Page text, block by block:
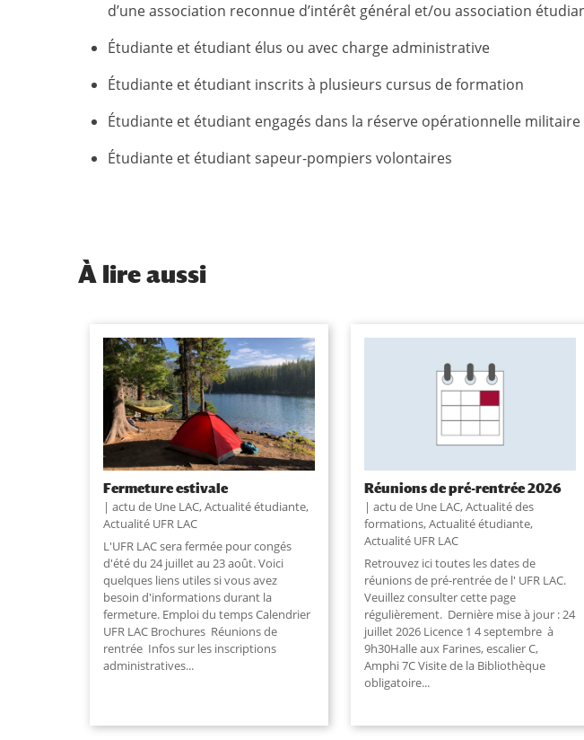
d’une association reconnue d’intérêt général et/ou association
Étudiante et étudiant élus ou avec charge administrative
Étudiante et étudiant inscrits à plusieurs cursus de formation
Étudiante et étudiant engagés dans la réserve opérationnelle
Étudiante et étudiant sapeur-pompiers volontaires
À lire aussi
Fermeture estivale
actu de Une LAC,Actualité étudiante,
Actualité UFR LAC
L'UFR LAC sera fermée pour congés
d'été du 24 juillet au 23 août. Voici
quelques liens utiles si vous avez
besoin d'informations durant la
fermeture. Emploi du temps Calendrier
UFR LAC Brochures Réunions de
rentrée Infos sur les inscriptions
administratives...
Réunions de pré-rentrée 2026
actu de Une LAC,Actualité des
formations,Actualité étudiante,
Actualité UFR LAC
Retrouvez ici toutes les dates de
réunions de pré-rentrée de l' UFR LAC.
Veuillez consulter cette page
régulièrement. Dernière mise à jour : 24
juillet 2026 Licence 1 4 septembre à
9h30Halle aux Farines, escalier C,
Amphi 7C Visite de la Bibliothèque
obligatoire...